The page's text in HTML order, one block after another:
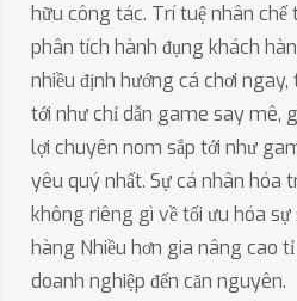
hữu công tác. Trí tuệ nhân chế
phân tích hành đụng khách
nhiều định hướng cá chơi
tới như chỉ dẫn game say mê,
lợi chuyên nom sắp tới như
yêu quý nhất. Sự cá nhân hóa
không riêng gì về tối ưu hóa
hàng Nhiều hơn gia nâng cao
doanh nghiệp đến căn nguyên.